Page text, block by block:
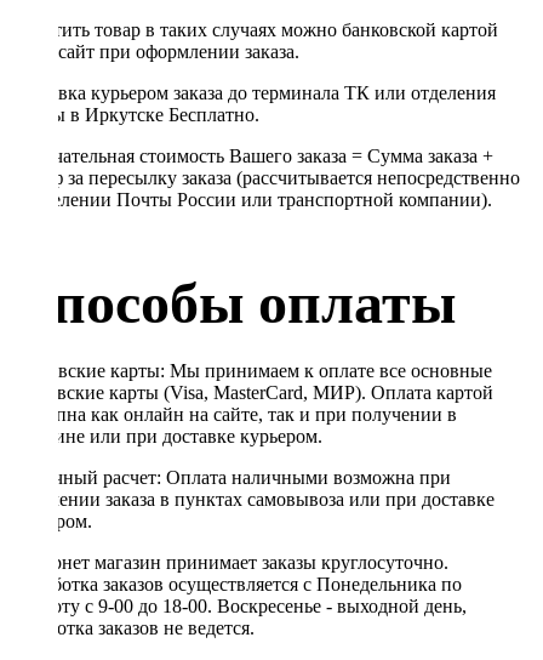
Оплатить товар в таких случаях можно банковской картой
через сайт при оформлении заказа.
Доставка курьером заказа до терминала ТК или отделения
Почты в Иркутске Бесплатно.
Окончательная стоимость Вашего заказа = Сумма заказа +
Тариф за пересылку заказа (рассчитывается непосредственно
в отделении Почты России или транспортной компании).
Способы оплаты
Банковские карты: Мы принимаем к оплате все основные
банковские карты (Visa, MasterCard, МИР). Оплата картой
доступна как онлайн на сайте, так и при получении в
магазине или при доставке курьером.
Наличный расчет: Оплата наличными возможна при
получении заказа в пунктах самовывоза или при доставке
курьером.
Интернет магазин принимает заказы круглосуточно.
Обработка заказов осуществляется с Понедельника по
Субботу с 9-00 до 18-00. Воскресенье - выходной день,
обработка заказов не ведется.